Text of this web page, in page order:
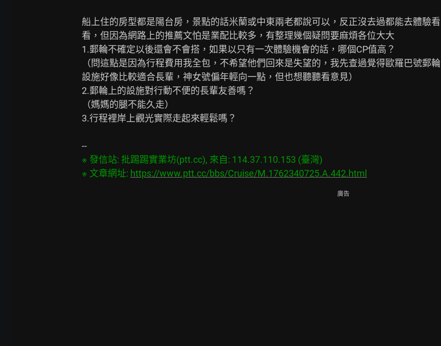
船上住的房型都是陽台房，景點的話米蘭或中東兩老都說可以，反正沒去過都能去體驗看
看，但因為網路上的推薦文怕是業配比較多，有整理幾個疑問要麻煩各位大大
1.郵輪不確定以後還會不會搭，如果以只有一次體驗機會的話，哪個CP值高？
（問這點是因為行程費用我全包，不希望他們回來是失望的，我先查過覺得歐羅巴號郵輪
設施好像比較適合長輩，神女號偏年輕向一點，但也想聽聽看意見）
2.郵輪上的設施對行動不便的長輩友善嗎？
（媽媽的腿不能久走）
3.行程裡岸上觀光實際走起來輕鬆嗎？
※ 發信站: 批踢踢實業坊(ptt.cc), 來自: 114.37.110.153 (臺灣)
※ 文章網址: https://www.ptt.cc/bbs/Cruise/M.1762340725.A.442.html
廣告